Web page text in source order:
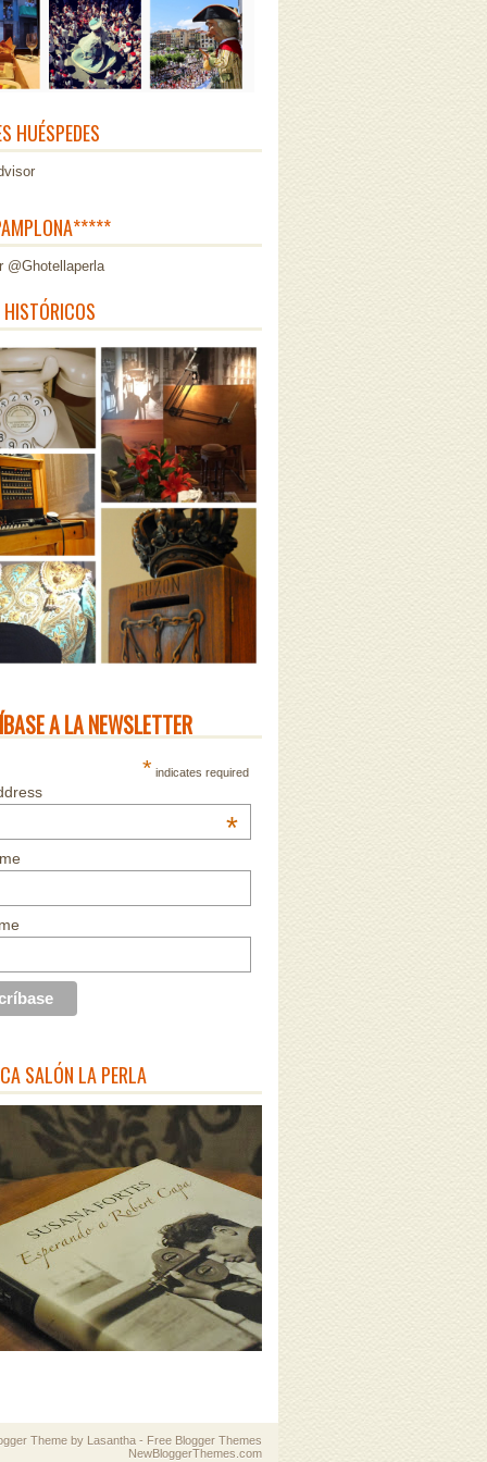
HUÉSPEDES
@Ghotellaperla
A LA NEWSLETTER
* indicates required
*
SALÓN LA PERLA
Theme by Lasantha - Free Blogger Themes
NewBloggerThemes.com